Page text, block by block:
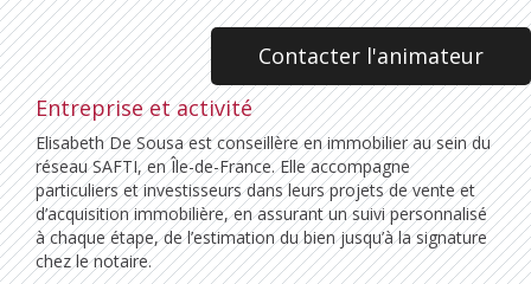
Contacter l'animateur
Entreprise et activité
Elisabeth De Sousa est conseillère en immobilier au sein du
réseau SAFTI, en Île-de-France. Elle accompagne
particuliers et investisseurs dans leurs projets de vente et
d’acquisition immobilière, en assurant un suivi personnalisé
à chaque étape, de l’estimation du bien jusqu’à la signature
chez le notaire.